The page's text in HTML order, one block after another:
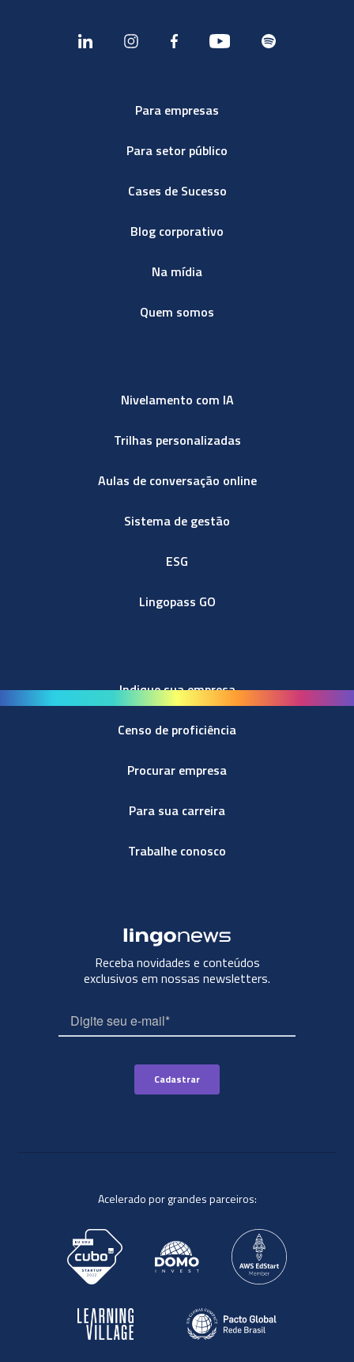
Para empresas
Para setor público
Cases de Sucesso
Blog corporativo
Na mídia
Quem somos
Nivelamento com IA
Trilhas personalizadas
Aulas de conversação online
Sistema de gestão
ESG
Lingopass GO
Indique sua empresa
Censo de proficiência
Procurar empresa
Para sua carreira
Trabalhe conosco
Receba novidades e conteúdos
exclusivos em nossas newsletters.
Acelerado por grandes parceiros: